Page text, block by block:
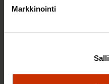
Markkinointi